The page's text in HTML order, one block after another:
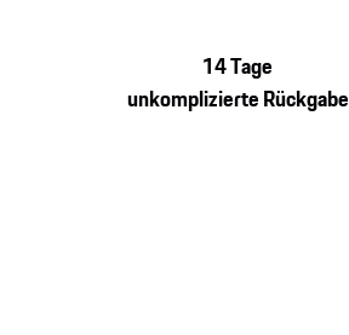
14 Tage
unkomplizierte Rückgabe